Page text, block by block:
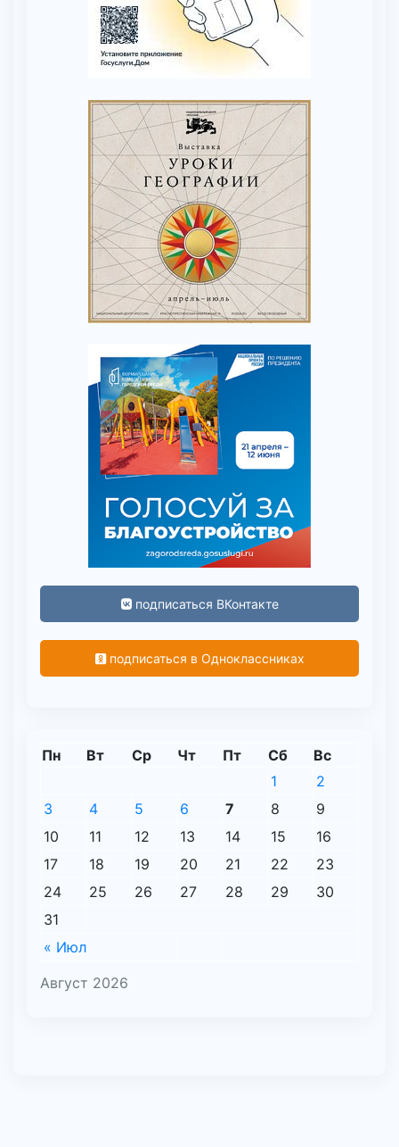
подписаться ВКонтакте
подписаться в Одноклассниках
Август 2026
Пн Вт Ср Чт Пт Сб Вс
« Июл
1
2
3
4 5 6 7 8
9
10
11 12 13 14 15
16
17
18 19 20 21 22
23
24
25 26 27 28 29
30
31